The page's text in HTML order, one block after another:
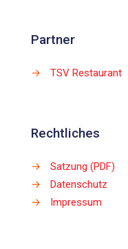
Partner
→ TSV Restaurant
Rechtliches
→
Satzung (PDF)
→
Datenschutz
→
Impressum